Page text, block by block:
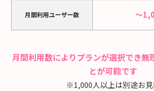
月間利用ユーザー数 ～
月間利用数によりプランが選択でき無
とが可能です
※1,000人以上は別途お